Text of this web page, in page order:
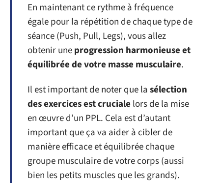
En maintenant ce rythme à fréquence
égale pour la répétition de chaque type de
séance (Push, Pull, Legs), vous allez
obtenir uneprogression harmonieuse et
équilibrée de votre masse musculaire.
Il est important de noter que lasélection
des exercices est cruciale lors de la mise
en œuvre d’un PPL. Cela est d’autant
important que ça va aider à cibler de
manière efficace et équilibrée chaque
groupe musculaire de votre corps (aussi
bien les petits muscles que les grands).